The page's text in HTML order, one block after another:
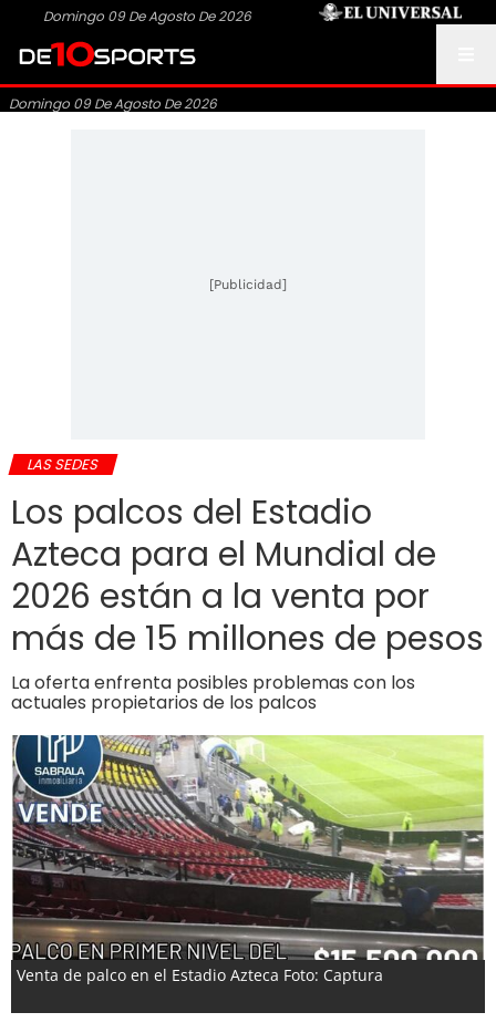
Domingo 09 De Agosto De 2026
Domingo 09 De Agosto De 2026
[Publicidad]
LAS SEDES
Los palcos del Estadio
Azteca para el Mundial de
2026 están a la venta por
más de 15 millones de pesos
La oferta enfrenta posibles problemas con los
actuales propietarios de los palcos
Venta de palco en el Estadio Azteca Foto: Captura